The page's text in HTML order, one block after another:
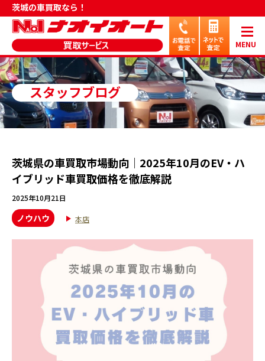
茨城の車買取なら！
MENU
スタッフブログ
茨城県の車買取市場動向｜2025年10月のEV・ハ
イブリッド車買取価格を徹底解説
2025年10月21日
ノウハウ 本店